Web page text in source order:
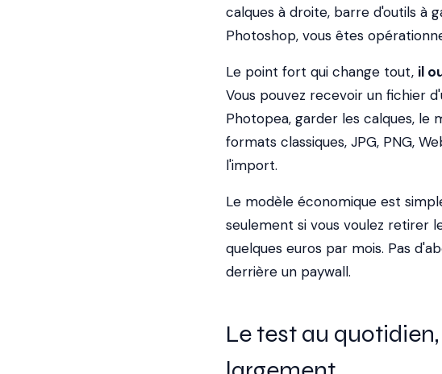
calques à droite, barre d'outils à
Photoshop, vous êtes
Le point fort qui change tout, il
Vous pouvez recevoir un fichier
Photopea, garder les calques, le
formats classiques, JPG, PNG,
l'import.
Le modèle économique est
seulement si vous voulez retirer
quelques euros par mois. Pas
derrière un paywall.
Le test au